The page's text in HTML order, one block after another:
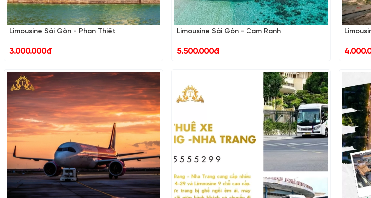
Limousine Sài Gòn - Phan Thiết
3.000.000đ
Limousine Sài Gòn - Cam Ranh
5.500.000đ